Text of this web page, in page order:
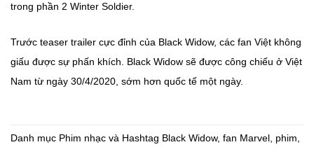
trong phần 2 Winter Soldier.
Trước teaser trailer cực đỉnh của Black Widow, các fan Việt không
giấu được sự phấn khích. Black Widow sẽ được công chiếu ở Việt
Nam từ ngày 30/4/2020, sớm hơn quốc tế một ngày.
Danh mục Phim nhạc và Hashtag Black Widow, fan Marvel, phim,